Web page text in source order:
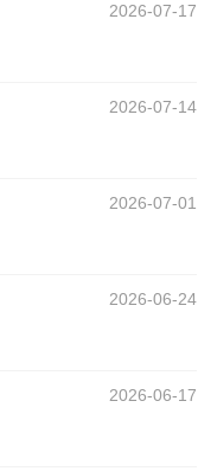
2026-07-17
2026-07-14
2026-07-01
2026-06-24
2026-06-17